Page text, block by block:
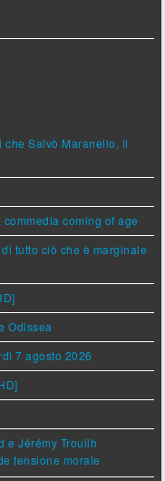
che Salvò Maranello, il
coming of age
tutto ciò che è marginale
Odissea
7 agosto 2026
e Jérémy Trouilh
tensione morale